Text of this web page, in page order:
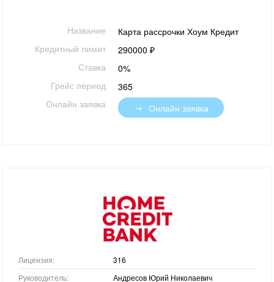
Название
Карта рассрочки Хоум Кредит
Кредитный лимит
290000 ₽
Ставка
0%
Грейс период
365
Онлайн заявка
Онлайн заявка
Лицензия:
316
Руководитель:
Андресов Юрий Николаевич